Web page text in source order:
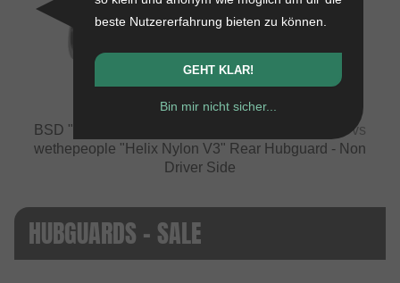
VS
BSD "Jersey Barrier Cassette #2" Rear Hubguardvs
wethepeople "Helix Nylon V3" Rear Hubguard - Non
Driver Side
HUBGUARDS - SALE
beste Nutzererfahrung bieten zu können.
GEHT KLAR!
Bin mir nicht sicher...